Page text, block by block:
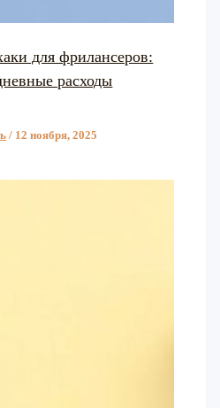
для фрилансеров:
расходы
/ 12 ноября, 2025